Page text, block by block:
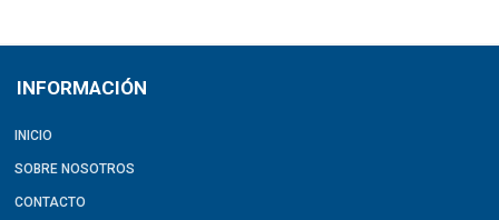
INFORMACIÓN
INICIO
SOBRE NOSOTROS
CONTACTO